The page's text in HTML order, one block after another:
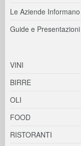
Le Aziende Informano
Guide e Presentazioni
VINI
BIRRE
OLI
FOOD
RISTORANTI